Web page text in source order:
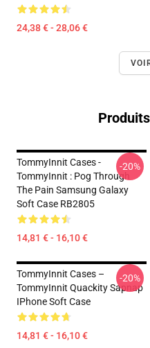
24,38 € - 28,06 €
TommyInnit Cases -
TommyInnit : Pog Through
The Pain Samsung Galaxy
Soft Case RB2805
14,81 € - 16,10 €
-20%
TommyInnit Cases –
TommyInnit Quackity Sapnap
IPhone Soft Case
14,81 € - 16,10 €
-20%